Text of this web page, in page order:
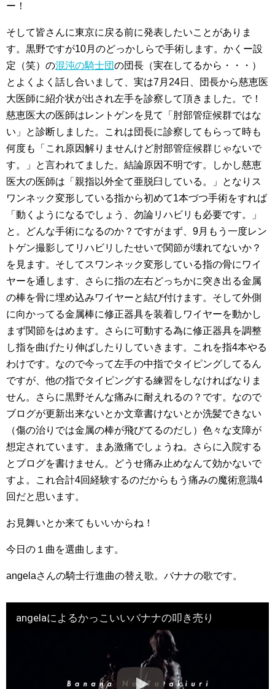
ー！
そして皆さんに東京に戻る前に発表したいことがありま
す。黒野ですが10月のどっかしらで手術します。かくー設
定（笑）の混沌の騎士団の団長（実在してるから・・・）
とよくよく話し合いまして、実は7月24日、団長から慈恵医
大医師に紹介状が出され左手を診察して頂きました。で！
慈恵医大の医師はレントゲンを見て「肘部管症候群ではな
い」と診断しました。これは団長に診察してもらって時も
何度も「これ原因解りませんけど肘部管症候群じゃないで
す。」と言われてました。結論原因不明です。しかし慈恵
医大の医師は「親指以外全て亜脱臼している。」となりス
ワンネック変形している指から初めて1本づつ手術をすれば
「動くようになるでしょう、勿論リハビリも必要です。」
と。どんな手術になるのか？ですがまず、9月もう一度レン
トゲン撮影してリハビリしたせいで関節が壊れてないか？
を見ます。そしてスワンネック変形している指の骨にワイ
ヤーを通します、さらに指の左右どっちかに突き出る金属
の棒を骨に埋め込みワイヤーと結び付けます。そして外側
に向かってる金属棒に修正器具を装着しワイヤーを動かし
まず関節をはめます。さらに可動する為に修正器具を調整
し指を曲げたり伸ばしたりしていきます。これを指4本やる
わけです。なので今って左手の中指でタイピングしてるん
ですが、他の指でタイピングする練習をしなければなりま
せん。さらに黒野そんな痛みに耐えれるの？です。なので
ブログが更新出来ないとか文章書けないとか洗髪できない
（傷の治りでは金属の棒が飛びてるのだし）色々な支障が
想定されています。まあ激痛でしょうね。さらに入院する
とブログを書けません。どうせ痛み止めなんて効かないで
すよ。これ合計4回経験するのだからもう痛みの魔術意識4
回だと思います。
お見舞いとか来てもいいからね！
今日の１曲を選曲します。
angelaさんの騎士行進曲の替え歌。バナナの歌です。
angelaによるかっこいいバナナの叩き売り